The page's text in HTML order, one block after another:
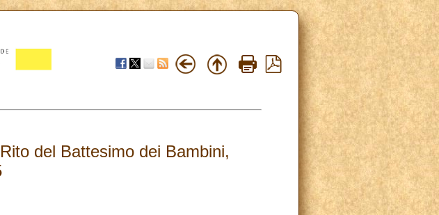
del Battesimo dei Bambini,